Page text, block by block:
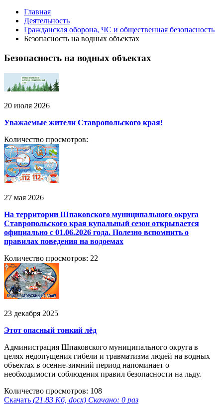
Главная
Деятельность
Гражданская оборона, ЧС и общественная безопасность
Безопасность на водных объектах
Безопасность на водных объектах
20 июля 2026
Уважаемые жители Ставропольского края!
Количество просмотров:
27 мая 2026
На территории Шпаковского муниципального округа
Ставропольского края купальный сезон открывается
официально с 01.06.2026 года. Полезно вспомнить о
правилах поведения на водоемах
Количество просмотров: 22
23 декабря 2025
Этот опасный тонкий лёд
Администрация Шпаковского муниципального округа в
целях недопущения гибели и травматизма людей на водных
объектах в осенне-зимний период напоминает о
необходимости соблюдения правил безопасности на льду.
Количество просмотров: 108
Скачать (21.83 Кб, docx) Скачано: 0 раз